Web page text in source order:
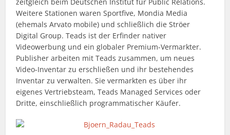
zeitgleich beim Deutschen Institut für Public Relations.
Weitere Stationen waren Sportfive, Mondia Media
(ehemals Arvato mobile) und schließlich die Ströer
Digital Group. Teads ist der Erfinder nativer
Videowerbung und ein globaler Premium-Vermarkter.
Publisher arbeiten mit Teads zusammen, um neues
Video-Inventar zu erschließen und ihr bestehendes
Inventar zu verwalten. Sie vermarkten es über ihr
eigenes Vertriebsteam, Teads Managed Services oder
Dritte, einschließlich programmatischer Käufer.